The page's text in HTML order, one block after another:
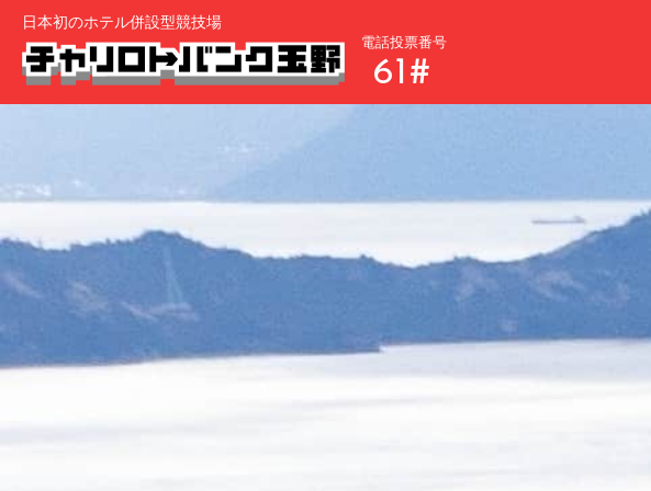
日本初のホテル併設型競技場
電話投票番号
61#